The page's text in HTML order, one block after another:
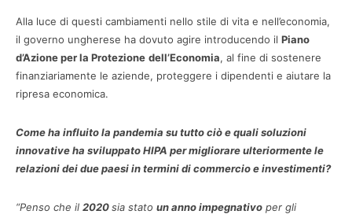
Alla luce di questi cambiamenti nello stile di vita e nell’economia,
il governo ungherese ha dovuto agire introducendo il Piano
d’Azione per la Protezione dell’Economia, al fine di sostenere
finanziariamente le aziende, proteggere i dipendenti e aiutare la
ripresa economica.
Come ha influito la pandemia su tutto ciò e quali soluzioni
innovative ha sviluppato HIPA per migliorare ulteriormente le
relazioni dei due paesi in termini di commercio e investimenti?
“Penso che il 2020sia stato un anno impegnativo per gli